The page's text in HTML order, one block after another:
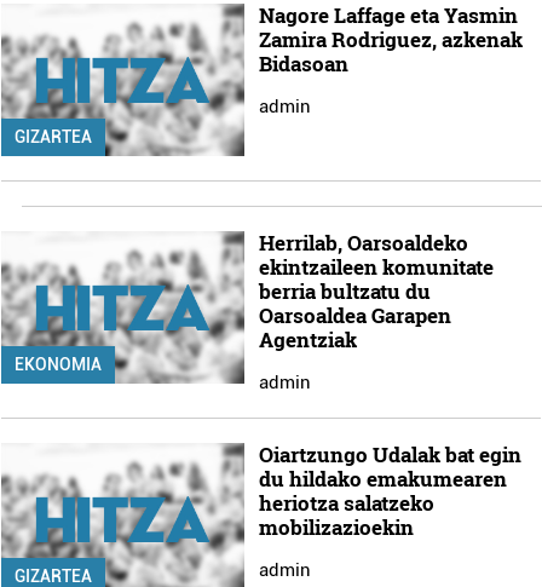
GIZARTEA
Nagore Laffage eta Yasmin
Zamira Rodriguez, azkenak
Bidasoan
admin
EKONOMIA
Herrilab, Oarsoaldeko
ekintzaileen komunitate
berria bultzatu du
Oarsoaldea Garapen
Agentziak
admin
GIZARTEA
Oiartzungo Udalak bat egin
du hildako emakumearen
heriotza salatzeko
mobilizazioekin
admin